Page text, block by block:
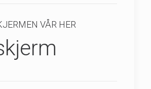
VÅR HER